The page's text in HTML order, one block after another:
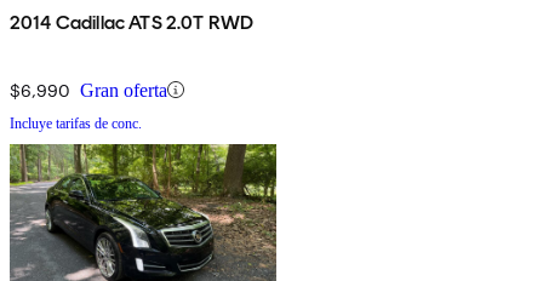
2014 Cadillac ATS 2.0T RWD
$6,990 Gran oferta
Incluye tarifas de conc.